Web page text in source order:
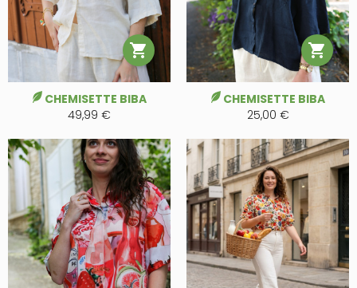

CHEMISETTE BIBA
49,99 €

CHEMISETTE BIBA
25,00 €